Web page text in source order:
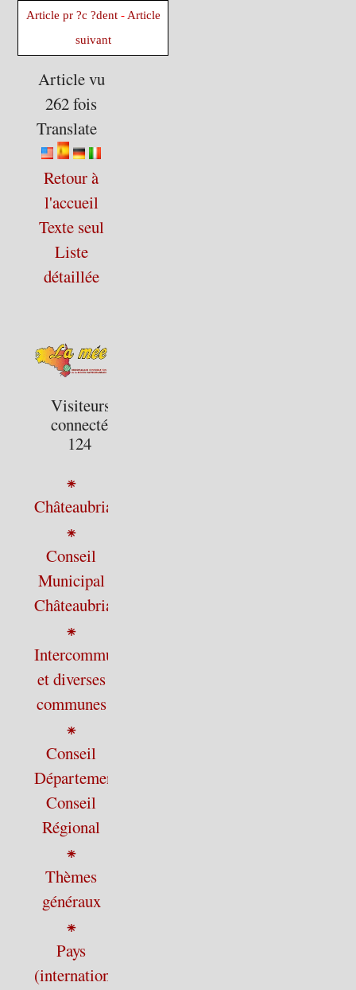
Article pr ?c ?dent- Article
suivant
Article vu
262 fois
Translate
Retour à
l'accueil
Texte seul
Liste
détaillée
Visiteurs
connectés :
124
⁕
Châteaubriant
⁕
Conseil
Municipal
Châteaubriant
⁕
Intercommunalité
et diverses
communes
⁕
Conseil
Départemental,
Conseil
Régional
⁕
Thèmes
généraux
⁕
Pays
(international)